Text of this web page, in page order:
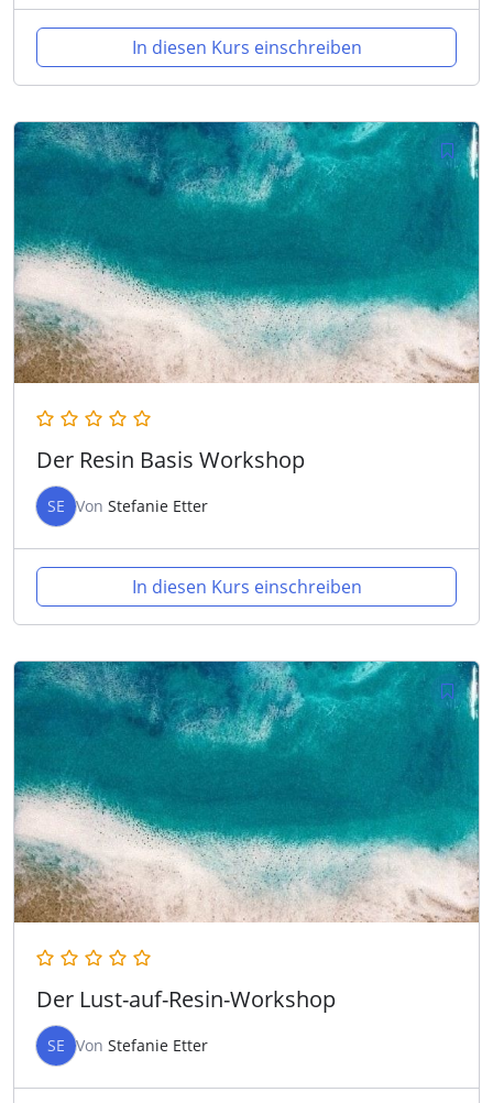
In diesen Kurs einschreiben
Der Resin Basis Workshop
SE Von Stefanie Etter
In diesen Kurs einschreiben
Der Lust-auf-Resin-Workshop
SE Von Stefanie Etter